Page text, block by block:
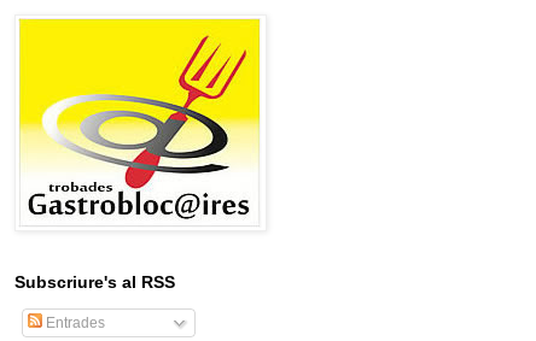
Subscriure's al RSS
Entrades